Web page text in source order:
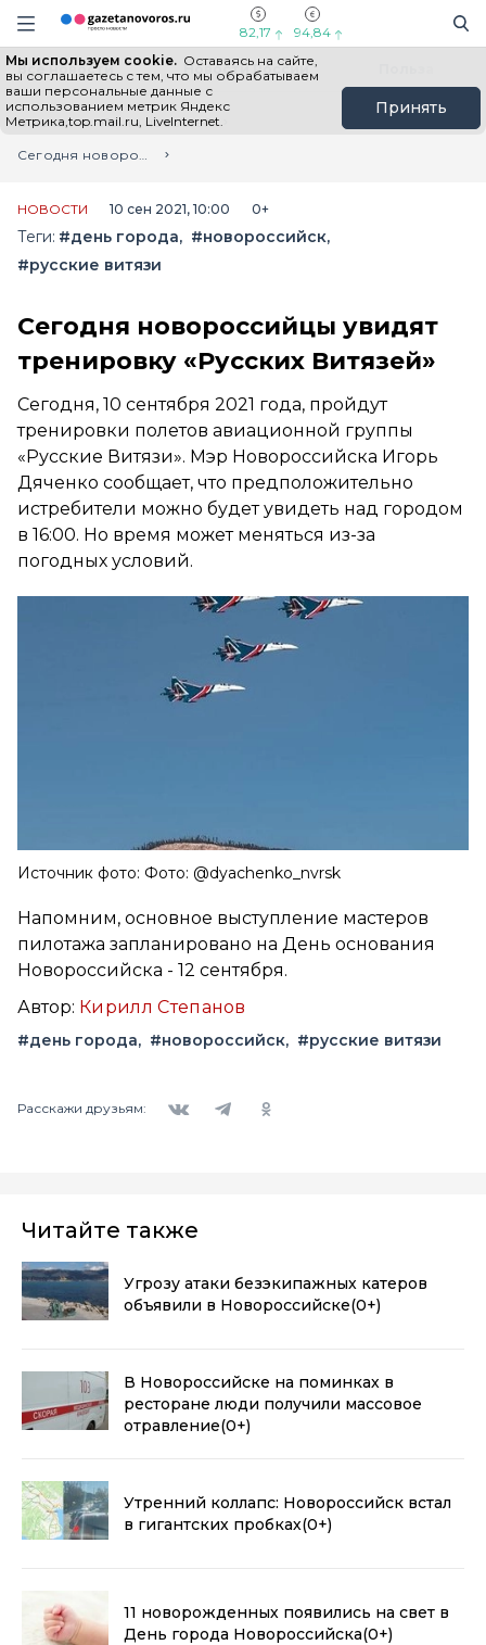
Информационный портал "ГазетаНоворос.ру"
Навигация сайта
82,17 94,84
Мы используем cookie. Оставаясь на сайте,
вы соглашаетесь с тем, что мы обрабатываем
ваши персональные данные с
использованием метрик Яндекс
Метрика,top.mail.ru, LiveInternet.
Принять
Все новости Новости России
Главная
Лента новостей
Сегодня новороссийцы увидят тренировку «Русских Витязей»
НОВОСТИ 10 сен 2021, 10:00 0+
Теги: #день города
#новороссийск
#русские витязи
Сегодня новороссийцы увидят
тренировку «Русских Витязей»
Сегодня, 10 сентября 2021 года, пройдут
тренировки полетов авиационной группы
«Русские Витязи». Мэр Новороссийска Игорь
Дяченко сообщает, что предположительно
истребители можно будет увидеть над городом
в 16:00. Но время может меняться из-за
погодных условий.
Источник фото: Фото: @dyachenko_nvrsk
Напомним, основное выступление мастеров
пилотажа запланировано на День основания
Новороссийска - 12 сентября.
Автор: Кирилл Степанов
#день города #новороссийск #русские витязи
Расскажи друзьям:
Читайте также
Угрозу атаки безэкипажных катеров
объявили в Новороссийске(0+)
В Новороссийске на поминках в
ресторане люди получили массовое
отравление(0+)
Утренний коллапс: Новороссийск встал
в гигантских пробках(0+)
11 новорожденных появились на свет в
День города Новороссийска(0+)